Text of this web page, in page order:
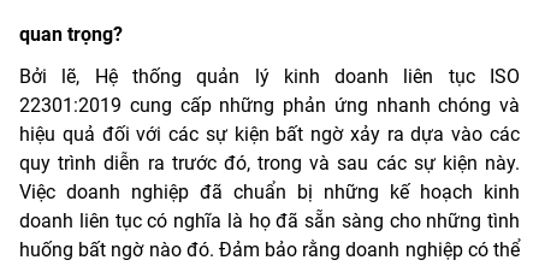
quan trọng?
Bởi lẽ, Hệ thống quản lý kinh doanh liên tục ISO
22301:2019 cung cấp những phản ứng nhanh chóng và
hiệu quả đối với các sự kiện bất ngờ xảy ra dựa vào các
quy trình diễn ra trước đó, trong và sau các sự kiện này.
Việc doanh nghiệp đã chuẩn bị những kế hoạch kinh
doanh liên tục có nghĩa là họ đã sẵn sàng cho những tình
huống bất ngờ nào đó. Đảm bảo rằng doanh nghiệp có thể